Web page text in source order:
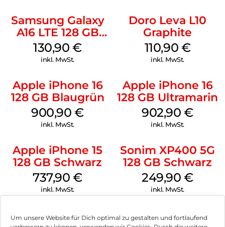
Um unsere Website für Dich optimal zu gestalten und fortlaufend
Samsung Galaxy
A16 LTE 128 GB
Black
130,90€
inkl. MwSt.
Doro Leva L10
Graphite
110,90 €
inkl. MwSt.
Apple iPhone 16
128 GB Blaugrün
900,90€
inkl. MwSt.
Apple iPhone 16
128 GB Ultramarin
902,90€
inkl. MwSt.
Apple iPhone 15
128 GB Schwarz
737,90€
inkl. MwSt.
Sonim XP400 5G
128 GB Schwarz
249,90€
inkl. MwSt.